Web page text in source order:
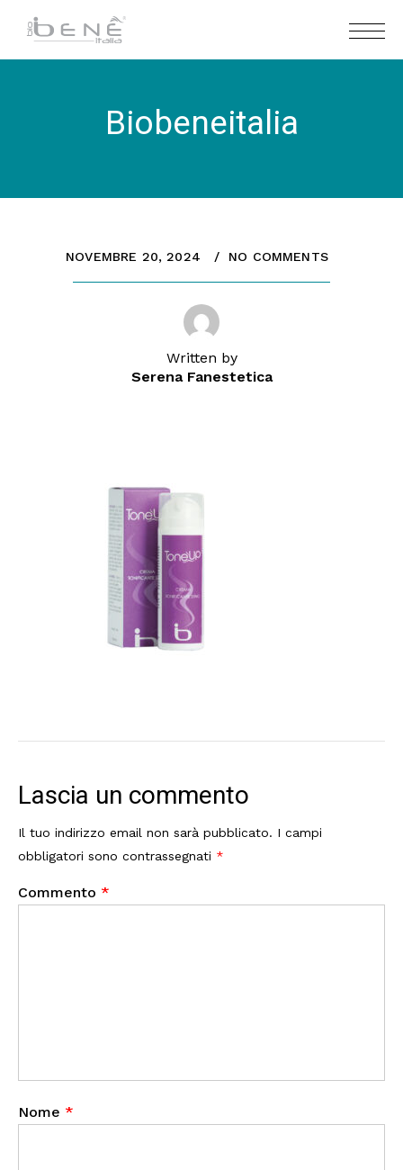
Biobeneitalia
NOVEMBRE 20, 2024 NO COMMENTS
Written by
Serena Fanestetica
Lascia un commento
Il tuo indirizzo email non sarà pubblicato. I campi
obbligatori sono contrassegnati *
Commento *
Nome *